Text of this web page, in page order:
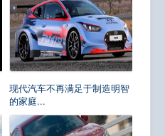
现代汽车不再满足于制造明智
的家庭...